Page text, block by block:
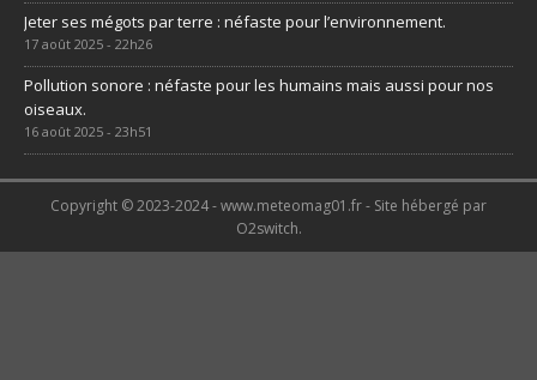
Jeter ses mégots par terre : néfaste pour l’environnement.
17 août 2025 - 22h26
Pollution sonore : néfaste pour les humains mais aussi pour nos
oiseaux.
16 août 2025 - 23h51
Copyright © 2023-2024 - www.meteomag01.fr - Site hébergé par
O2switch.